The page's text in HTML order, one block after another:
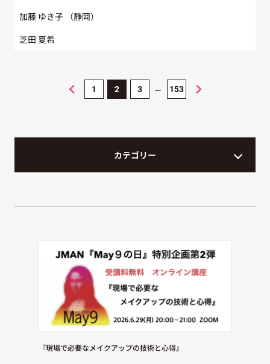
加藤 ゆき子 （静岡）
芝田 夏希
1 2 3 153
カテゴリー
『現場で必要なメイクアップの技術と心得』